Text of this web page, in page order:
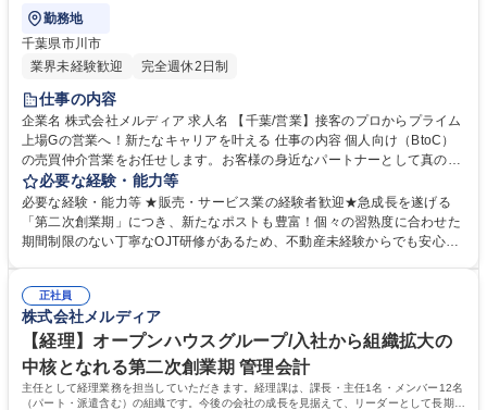
勤務地
千葉県市川市
業界未経験歓迎
完全週休2日制
仕事の内容
企業名 株式会社メルディア 求人名 【千葉/営業】接客のプロからプライム
上場Gの営業へ！新たなキャリアを叶える 仕事の内容 個人向け（BtoC）
の売買仲介営業をお任せします。お客様の身近なパートナーとして真のニ
ーズやご要望を把握し、理想の住まい探しや資産形成をサポートしていく
不動産のプロフェッショナルとしての仕事です。 個人のお客様の集客か
ら、ヒアリング、物件提案、引渡しまで一気通貫で担当します。広告戦略
や住宅ローンの斡旋、売却相談まで幅広く携わり、地域情報や金融知識を
備えた圧倒的商品力を武器に、不動産のプロとしてお客様の理想の住まい
探しをサポートする仕事です。 募集職種 【千葉/営業】接客のプロからプ
ライム上場Gの営業へ！新たなキャリアを叶える
必要な経験・能力等
必要な経験・能力等 ★販売・サービス業の経験者歓迎★急成長を遂げる
「第二次創業期」につき、新たなポストも豊富！個々の習熟度に合わせた
期間制限のない丁寧なOJT研修があるため、不動産未経験からでも安心し
ロが意見をぶつけ合う環境だからこそ、他職種の専門知識も自然と身に付
きます。販売サービス業界での接客で培った「お客様のニーズを汲み取る
力」や「心地よい提案力」は、個人住宅を扱う当社の仲介営業で大きな武
器になります。プライム上場Gの安定基盤で新たなキャリアを築きたい方
を歓迎します。 学歴・資格 学歴：大学院 大学 高専 短大 専修学校 高校 語
学力： 資格：第一種運転免許普通自動車
正社員
株式会社メルディア
【経理】オープンハウスグループ/入社から組織拡大の
中核となれる第二次創業期 管理会計
主任として経理業務を担当していただきます。経理課は、課長・主任1名・メンバー12名
（パート・派遣含む）の組織です。今後の会社の成長を見据えて、リーダーとして長期的